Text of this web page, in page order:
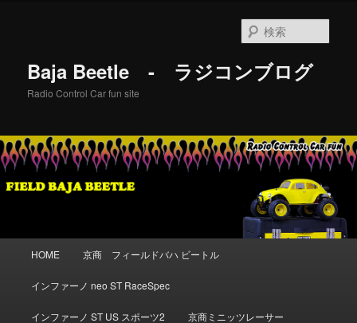
へ
移
動
Baja Beetle - ラジコンブログ
Radio Control Car fun site
索
HOME 京商 フィールドバハ ビートル
インファーノ neo ST RaceSpec
インファーノ ST US スポーツ2 京商ミニッツレーサー